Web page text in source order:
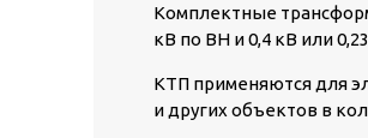
Комплектные
кВ по ВН и 0,4 кВ или
КТП применяются для
и других объектов в